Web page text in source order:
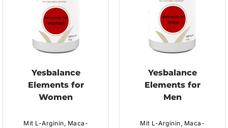
Yesbalance
Elements for
Women
Mit L-Arginin, Maca-
Yesbalance
Elements for
Men
Mit L-Arginin, Maca-